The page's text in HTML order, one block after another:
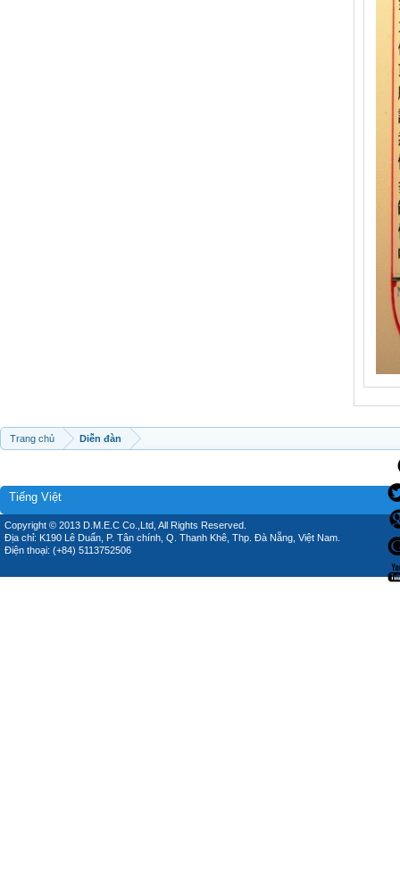
Trang chủ Diễn đàn
Tiếng Việt
Copyright © 2013 D.M.E.C Co.,Ltd, All Rights Reserved.
Địa chỉ: K190 Lê Duẩn, P. Tân chính, Q. Thanh Khê, Thp. Đà Nẵng, Việt Nam.
Điện thoại: (+84) 5113752506